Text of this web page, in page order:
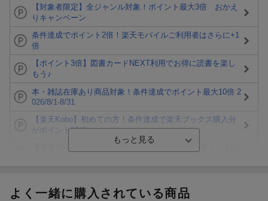
【対象者限定】全ジャンル対象！ポイント最大3倍 おかえ
りキャンペーン
条件達成でポイント2倍！楽天モバイルご利用者はさらに+1
倍
【ポイント3倍】図書カードNEXT利用でお得に読書を楽し
もう♪
本・雑誌在庫あり商品対象！条件達成でポイント最大10倍 2
026/8/1-8/31
【楽天Kobo】初めての方！条件達成で楽天ブックス購入分
がポイント20倍
ト山分け
よく一緒に購入されている商品